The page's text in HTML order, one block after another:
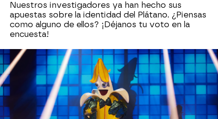
Nuestros investigadores ya han hecho sus
apuestas sobre la identidad del Plátano. ¿Piensas
como alguno de ellos? ¡Déjanos tu voto en la
encuesta!
Nuria Roca Jose Mota Javier Ambrossi
Antena 3 » Programas » Mask Singer » Temporada 2 »
Máscaras » Plátano